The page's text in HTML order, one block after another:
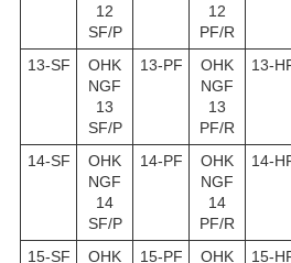
12
SF/P
12
PF/R
13-SF
OHK
NGF
13
SF/P
13-PF
OHK
NGF
13
PF/R
13-
14-SF
OHK
NGF
14
SF/P
14-PF
OHK
NGF
14
PF/R
14-
15-SF
OHK
15-PF
OHK
15-